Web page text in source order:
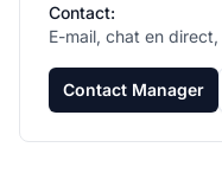
Contact:
E-mail, chat en
Contact Manager